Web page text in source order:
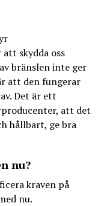
skydda oss
bränslen inte ger
att den fungerar
Det är ett
att det
hållbart, ge bra
nu?
kraven på
nu.